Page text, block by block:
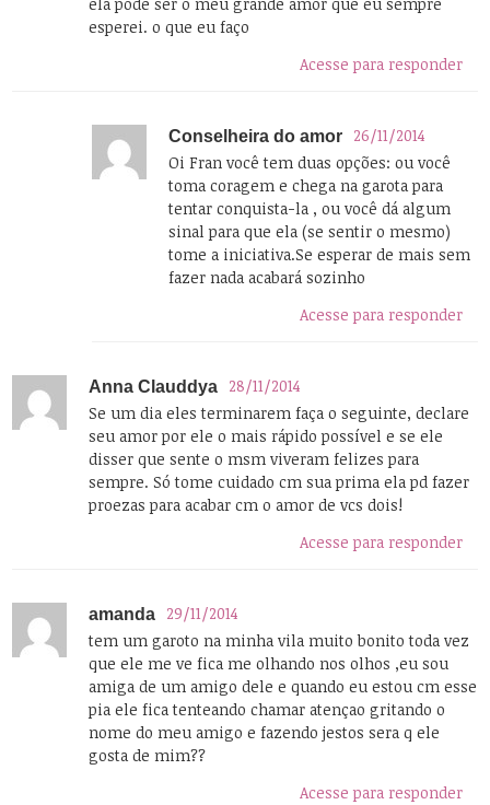
esperei. o que eu faço
Acesse para responder
Conselheira do amor
26/11/2014
Oi Fran você tem duas opções: ou você
toma coragem e chega na garota para
tentar conquista-la , ou você dá algum
sinal para que ela (se sentir o mesmo)
tome a iniciativa.Se esperar de mais sem
fazer nada acabará sozinho
Acesse para responder
Anna Clauddya
28/11/2014
Se um dia eles terminarem faça o seguinte, declare
seu amor por ele o mais rápido possível e se ele
disser que sente o msm viveram felizes para
sempre. Só tome cuidado cm sua prima ela pd fazer
proezas para acabar cm o amor de vcs dois!
Acesse para responder
amanda
29/11/2014
tem um garoto na minha vila muito bonito toda vez
que ele me ve fica me olhando nos olhos ,eu sou
amiga de um amigo dele e quando eu estou cm esse
pia ele fica tenteando chamar atençao gritando o
nome do meu amigo e fazendo jestos sera q ele
gosta de mim??
Acesse para responder